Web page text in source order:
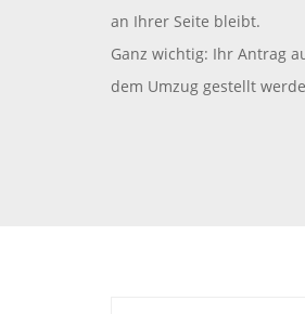
an Ihrer Seite bleibt.
Ganz wichtig: Ihr Antrag
dem Umzug gestellt